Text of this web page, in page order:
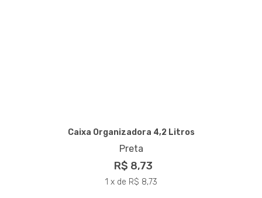
Caixa Organizadora 4,2 Litros
Preta
R$ 8,73
1 x de R$ 8,73